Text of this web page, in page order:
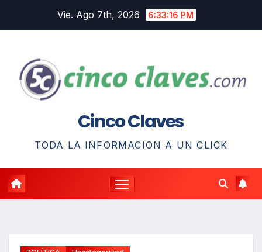
Vie. Ago 7th, 2026 6:33:17 PM
Cinco Claves
TODA LA INFORMACION A UN CLICK